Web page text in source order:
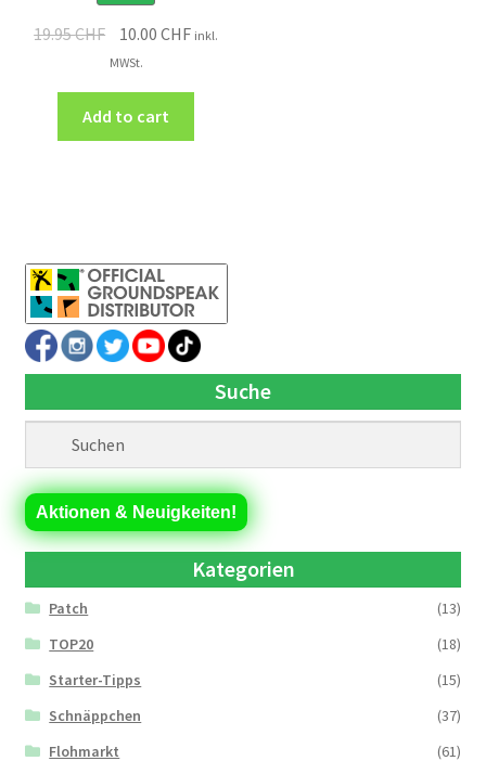
19.95CHF 10.00CHF inkl.
MWSt.
Add to cart
Suche
Aktionen & Neuigkeiten!
Kategorien
Patch
(13)
TOP20
(18)
Starter-Tipps
(15)
Schnäppchen
(37)
Flohmarkt
(61)